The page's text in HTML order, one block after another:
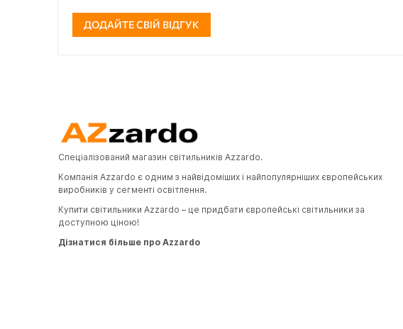
ДОДАЙТЕ СВІЙ ВІДГУК
Спеціалізований магазин світильників Azzardo.
Компанія Azzardo є одним з найвідоміших і найпопулярніших європейських
виробників у сегменті освітлення.
Купити світильники Azzardo – це придбати європейські світильники за
доступною ціною!
Дізнатися більше про Azzardo